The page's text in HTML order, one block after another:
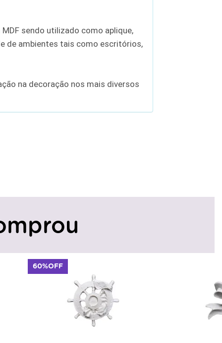
sendo utilizado como aplique,
de ambientes tais como escritórios,
na decoração nos mais diversos
60%OFF